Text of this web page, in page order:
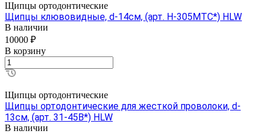
Щипцы ортодонтические
Щипцы клювовидные, d-14см, (арт. H-305MTC*) HLW
В наличии
10000 ₽
В корзину
Щипцы ортодонтические
Щипцы ортодонтические для жесткой проволоки, d-
13см, (арт. 31-45B*) HLW
В наличии